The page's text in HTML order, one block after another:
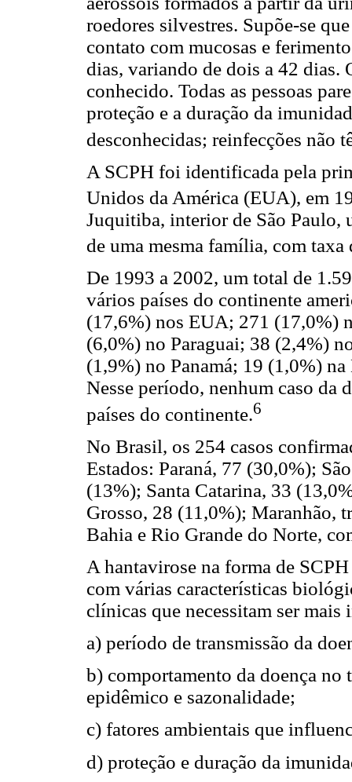
roedores silvestres. Supõe-se
contato com mucosas e
dias, variando de dois a 42 dias.
conhecido. Todas as pessoas
proteção e a duração da
desconhecidas; reinfecções não
A SCPH foi identificada pela
Unidos da América (EUA), em
Juquitiba, interior de São Paulo,
de uma mesma família, com
De 1993 a 2002, um total de
vários países do continente
(17,6%) nos EUA; 271 (17,0%)
(6,0%) no Paraguai; 38 (2,4%)
(1,9%) no Panamá; 19 (1,0%)
Nesse período, nenhum caso da
países do continente.6
No Brasil, os 254 casos
Estados: Paraná, 77 (30,0%);
(13%); Santa Catarina, 33
Grosso, 28 (11,0%); Maranhão,
Bahia e Rio Grande do Norte,
A hantavirose na forma de
com várias características
clínicas que necessitam ser
a) período de transmissão da
b) comportamento da doença no
epidêmico e sazonalidade;
c) fatores ambientais que
d) proteção e duração da